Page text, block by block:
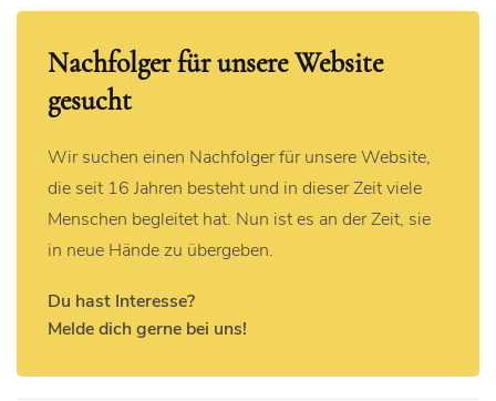
Nachfolger für unsere Website
gesucht
Wir suchen einen Nachfolger für unsere Website,
die seit 16 Jahren besteht und in dieser Zeit viele
Menschen begleitet hat. Nun ist es an der Zeit, sie
in neue Hände zu übergeben.
Du hast Interesse?
Melde dich gerne bei uns!